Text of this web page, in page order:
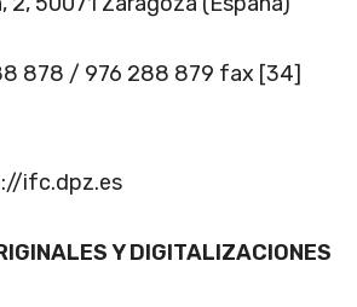
878 / 976 288 879 fax [34]
ifc.dpz.es
Y DIGITALIZACIONES